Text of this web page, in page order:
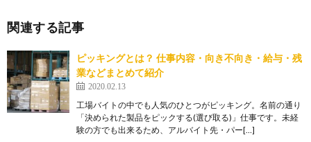
関連する記事
ピッキングとは？ 仕事内容・向き不向き・給与・残
業などまとめて紹介
2020.02.13
工場バイトの中でも人気のひとつがピッキング。名前の通り
「決められた製品をピックする(選び取る)」仕事です。未経
験の方でも出来るため、アルバイト先・パー[…]